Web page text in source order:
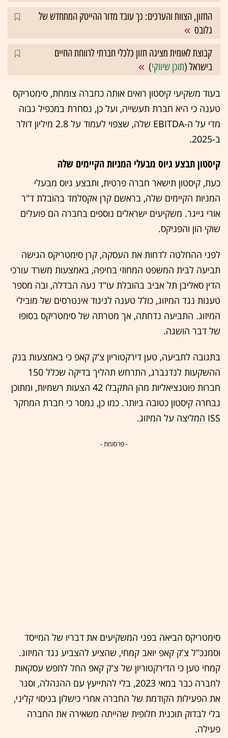
החזון, הצוות והערכים: כך עובד מדור ההייטק המתחדש של
גלובס
קבוצת לאומית מציגה חזון כלכלי חברתי לרווחת החיים
בישראל (תוכן שיווקי)
בעוד משקיעי קיסטון רואים אותה כחברה צומחת, סימטריקס
טענה כי היא חברת תעשייה, ועל כן, נסחרת במכפיל גבוה
מדי על ה-EBITDA שלה, שצפוי לעמוד על 2.8 מיליון דולר
ב-2025.
קיסטון תבצע גיוס מבעלי המניות הקיימים שלה
כעת, קיסטון תישאר חברה פרטית, ותבצע גיוס מבעלי
המניות הקיימים שלה, בראשם קרן אקסלמד בהובלת ד"ר
אורי גייגר. משקיעים ישראלים נוספים בחברה הם פועלים
שוקי הון והפניקס.
לפני ההחלטה לדחות את העסקה, קרן סימטריקס הגישה
תביעה לבית המשפט המחוזי בחיפה, באמצעות משרד עורכי
הדין סאליבן תל אביב בהובלת עו"ד נעה הבדלה, ובה מספר
טענות נגד המיזוג, כולל טענה לניגוד אינטרסים של מובילי
המיזוג. התביעה נדחתה, אך מטרתה של סימטריקס בסופו
של דבר הושגה.
בתגובה לתביעה, טען דירקטוריון צ'ק קאפ כי באמצעות בנק
ההשקעות לנדנברג, התרחש תהליך בדיקה שכלל 150
חברות פוטנציאליות מהן התקבלו 42 הצעות רשמיות, ומתוכן
נבחרה קיסטון כטובה ביותר. כמו כן, נמסר כי חברת המחקר
ISS המליצה על המיזוג.
- פרסומת -
סימטריקס הביאה בפני המשקיעים את דבריו של המייסד
וסמנכ"ל צ'ק קאפ יואב קמחי, שהציע להצביע נגד המיזוג.
קמחי טען כי הדירקטוריון של צ'ק קאפ החל לחפש עסקאות
לחברה כבר במאי 2023, בלי להתייעץ עם ההנהלה, וסגר
את הפעילות הקודמת של החברה אחרי כישלון בניסוי קליני,
בלי לבדוק תוכנית חלופית שהייתה משאירה את החברה
פעילה.